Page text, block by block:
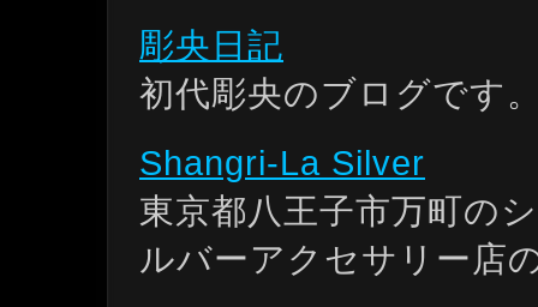
彫央日記
初代彫央のブログです
Shangri-La Silver
東京都八王子市万町の
ルバーアクセサリー店